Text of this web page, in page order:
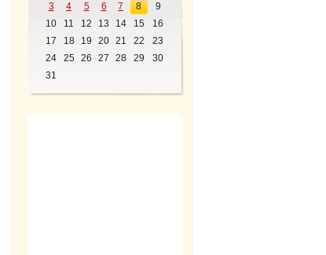
3
4 5 6 7 8
9
10
11 12 13 14 15
16
17
18 19 20 21 22
23
24
25 26 27 28 29
30
31